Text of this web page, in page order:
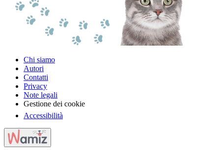
Chi siamo
Autori
Contatti
Privacy
Note legali
Gestione dei cookie
Accessibilità